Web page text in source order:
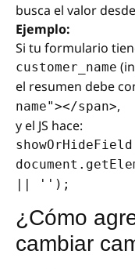
busca el valor
Ejemplo:
Si tu formulario
customer_name
el resumen debe
name"></span>,
y el JS hace:
|| '');
¿Cómo
cambiar